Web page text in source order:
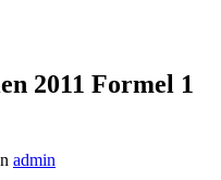
2011 Formel 1
admin